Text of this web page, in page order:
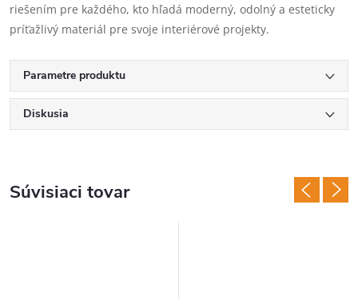
riešením pre každého, kto hľadá moderný, odolný a esteticky
príťažlivý materiál pre svoje interiérové projekty.
Parametre produktu
Diskusia
Súvisiaci tovar